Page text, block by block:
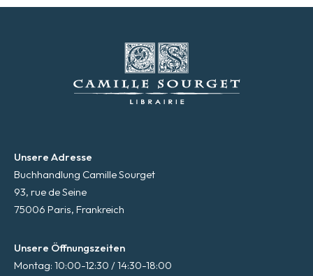
Unsere Adresse
Buchhandlung Camille Sourget
93, rue de Seine
75006 Paris, Frankreich
Unsere Öffnungszeiten
Montag: 10:00-12:30 / 14:30-18:00